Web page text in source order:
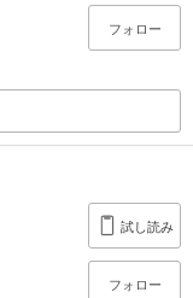
フォロー
試し読み
フォロー